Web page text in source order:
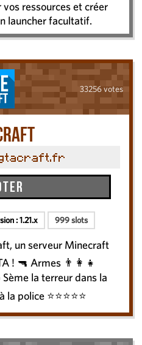
ressources et créer
launcher facultatif.
33256 votes
:1.21.x 999 slots
un serveur Minecraft
! 🔫 Armes 👨‍👩‍👧
la terreur dans la
police ⭐️⭐️⭐️⭐️⭐️